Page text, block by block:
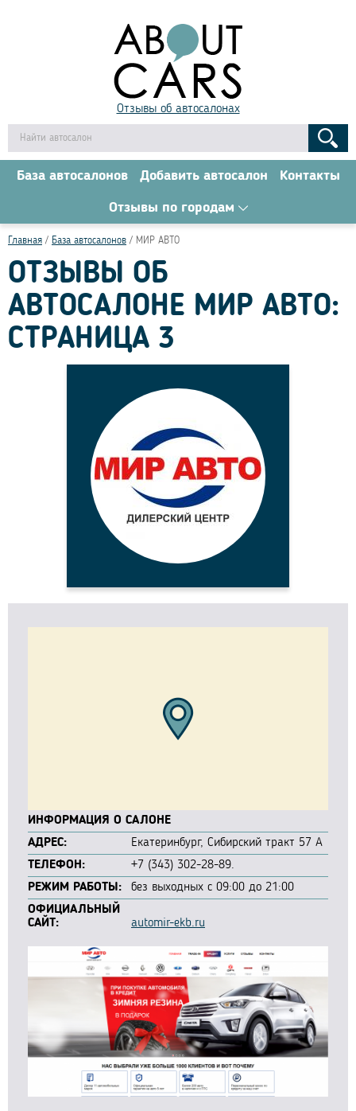
Отзывы об автосалонах
База автосалонов Добавить автосалон Контакты
Отзывы по городам
Главная База автосалонов МИР АВТО
ОТЗЫВЫ ОБ
АВТОСАЛОНЕ МИР АВТО:
СТРАНИЦА 3
ИНФОРМАЦИЯ О САЛОНЕ
АДРЕС:
Екатеринбург, Сибирский тракт 57 А
ТЕЛЕФОН:
+7 (343) 302-28-89.
РЕЖИМ РАБОТЫ:
без выходных с 09:00 до 21:00
ОФИЦИАЛЬНЫЙ
САЙТ:
automir-ekb.ru